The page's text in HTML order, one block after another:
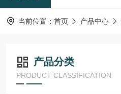
当前位置： 首页 产品中心
产品分类
PRODUCT CLASSIFICATION